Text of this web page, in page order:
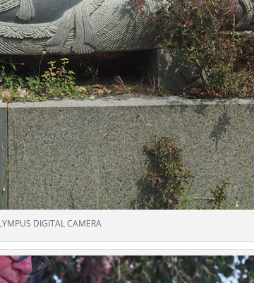
DIGITAL CAMERA